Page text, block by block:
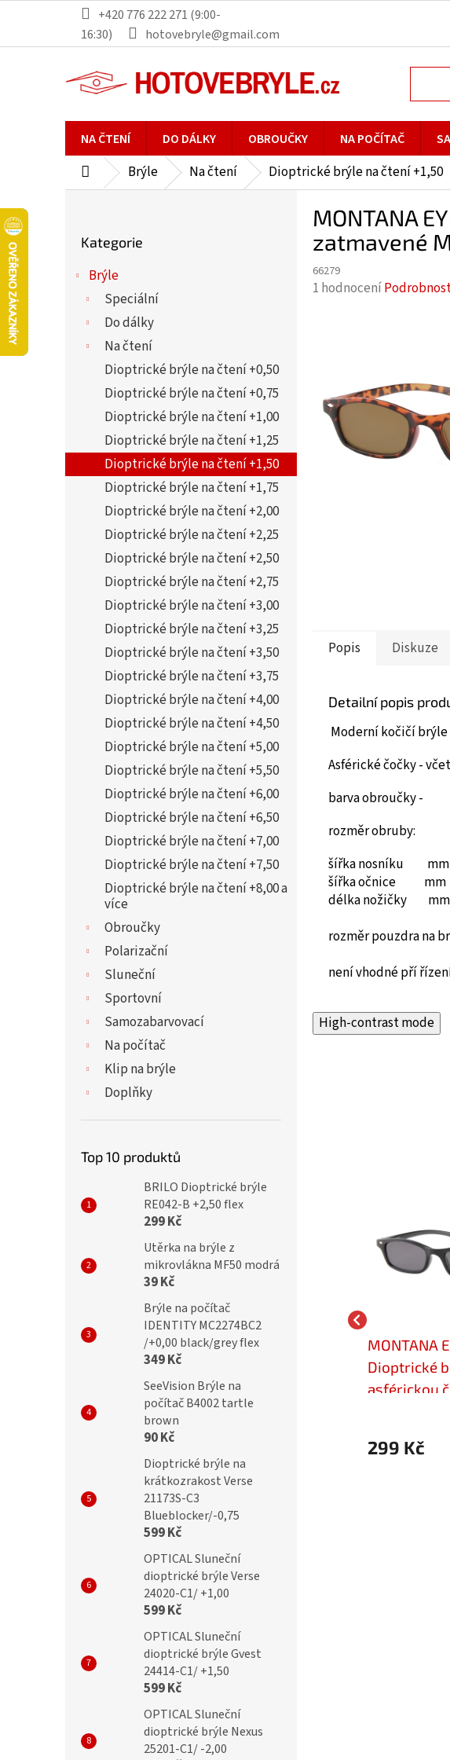
obsah
+420 776 222 271 (9:00-
16:30)
hotovebryle@gmail.com
NA ČTENÍ DO DÁLKY OBROUČKY NA POČÍTAČ
DomůBrýle Na čtení Dioptrické brýle na čtení +1,50
l
kategorie
Kategorie
Brýle
Speciální
Do dálky
Na čtení
Dioptrické brýle na čtení +0,50
Dioptrické brýle na čtení +0,75
Dioptrické brýle na čtení +1,00
Dioptrické brýle na čtení +1,25
Dioptrické brýle na čtení +1,50
Dioptrické brýle na čtení +1,75
Dioptrické brýle na čtení +2,00
Dioptrické brýle na čtení +2,25
Dioptrické brýle na čtení +2,50
Dioptrické brýle na čtení +2,75
Dioptrické brýle na čtení +3,00
Dioptrické brýle na čtení +3,25
Dioptrické brýle na čtení +3,50
Dioptrické brýle na čtení +3,75
Dioptrické brýle na čtení +4,00
Dioptrické brýle na čtení +4,50
Dioptrické brýle na čtení +5,00
Dioptrické brýle na čtení +5,50
Dioptrické brýle na čtení +6,00
Dioptrické brýle na čtení +6,50
Dioptrické brýle na čtení +7,00
Dioptrické brýle na čtení +7,50
Dioptrické brýle na čtení +8,00 a
více
Obroučky
Polarizační
Sluneční
Sportovní
Samozabarvovací
Na počítač
Klip na brýle
Doplňky
Top 10 produktů
BRILO Dioptrické brýle
RE042-B +2,50 flex
299 Kč
Utěrka na brýle z
mikrovlákna MF50 modrá
39 Kč
Brýle na počítač
IDENTITY MC2274BC2
/+0,00 black/grey flex
349 Kč
SeeVision Brýle na
počítač B4002 tartle
brown
90 Kč
Dioptrické brýle na
krátkozrakost Verse
21173S-C3
Blueblocker/-0,75
599 Kč
OPTICAL Sluneční
dioptrické brýle Verse
24020-C1/ +1,00
599 Kč
OPTICAL Sluneční
dioptrické brýle Gvest
24414-C1/ +1,50
599 Kč
OPTICAL Sluneční
dioptrické brýle Nexus
25201-C1/ -2,00
MONTANA
zatmavené
66279
Průměrné
hvězdiček.
1 hodnocení
Popis Diskuze
Detailní popis
Moderní kočičí brýle
Asférické čočky -
barva obroučky -
rozměr obruby:
šířka nosníku mm
šířka očnice mm
délka nožičky mm
rozměr pouzdra na
není vhodné pří
High-contrast mode
Sluneční hnědé
OPTICAL Sluneční dioptrické
brýle Verse 24028-C1/ +1,25
499 Kč
MONTANA
Dioptrické
asférickou
299 Kč